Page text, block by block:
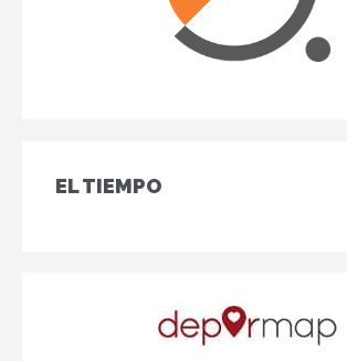
EL TIEMPO